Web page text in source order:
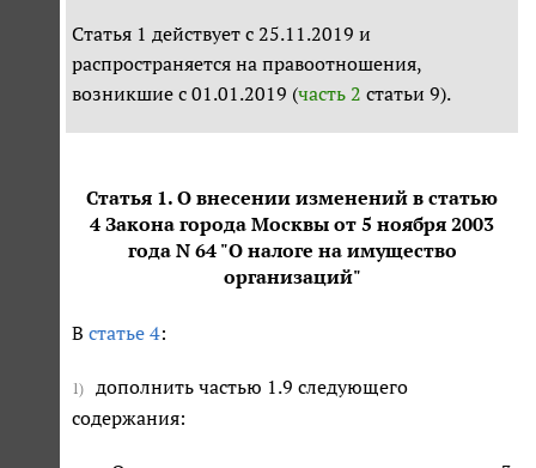
Статья 1 действует с 25.11.2019 и
распространяется на правоотношения,
возникшие с 01.01.2019 (часть 2 статьи 9).
Статья 1. О внесении изменений в статью
4 Закона города Москвы от 5 ноября 2003
года N 64 "О налоге на имущество
организаций"
В статье 4:
1)
дополнить частью 1.9 следующего
содержания: